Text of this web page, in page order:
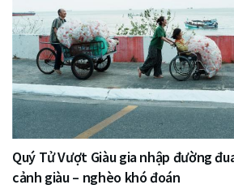
Quý Tử Vượt Giàu gia nhập đường
cảnh giàu – nghèo khó đoán